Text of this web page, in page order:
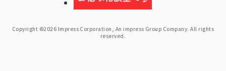
Copyright ©2026 Impress Corporation, An impress Group Company. All rights
reserved.